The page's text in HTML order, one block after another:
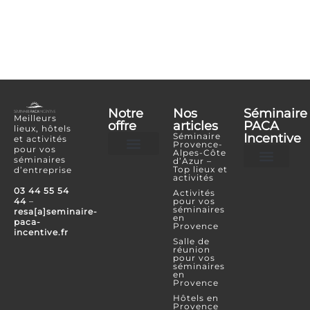
Meilleurs
lieux, hôtels
et activités
pour vos
séminaires
d’entreprise
03 44 55 54
44 –
resa[a]seminaire-
paca-
incentive.fr
Notre
offre
Nos
articles
Séminaire
Provence-
Alpes-Côte
d’Azur –
Top lieux et
activités
Activités
pour vos
séminaires
en
Provence
Salle de
réunion
pour vos
séminaires
en
Provence
Hôtels en
Provence
Séminaire
PACA
Incentive